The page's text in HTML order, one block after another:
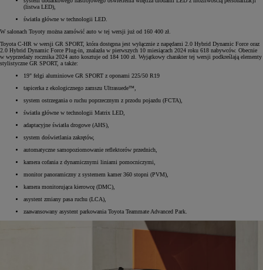
(listwa LED),
światła główne w technologii LED.
W salonach Toyoty można zamówić auto w tej wersji już od 160 400 zł.
Toyota C-HR w wersji GR SPORT, która dostępna jest wyłącznie z napędami 2.0 Hybrid Dynamic Force oraz
2.0 Hybrid Dynamic Force Plug-in, znalazła w pierwszych 10 miesiącach 2024 roku 618 nabywców. Obecnie
w wyprzedaży rocznika 2024 auto kosztuje od 184 100 zł. Wyjątkowy charakter tej wersji podkreślają elementy
stylistyczne GR SPORT, a także:
19" felgi aluminiowe GR SPORT z oponami 225/50 R19
tapicerka z ekologicznego zamszu Ultrasuede™,
system ostrzegania o ruchu poprzecznym z przodu pojazdu (FCTA),
światła główne w technologii Matrix LED,
adaptacyjne światła drogowe (AHS),
system doświetlania zakrętów,
automatyczne samopoziomowanie reflektorów przednich,
kamera cofania z dynamicznymi liniami pomocniczymi,
monitor panoramiczny z systemem kamer 360 stopni (PVM),
kamera monitorująca kierowcę (DMC),
asystent zmiany pasa ruchu (LCA),
zaawansowany asystent parkowania Toyota Teammate Advanced Park.